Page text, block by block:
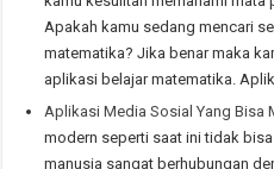
Apakah kamu sedang mencari
matematika? Jika benar maka
aplikasi belajar matematika.
Aplikasi Media Sosial Yang Bisa
modern seperti saat ini tidak
manusia sangat berhubungan